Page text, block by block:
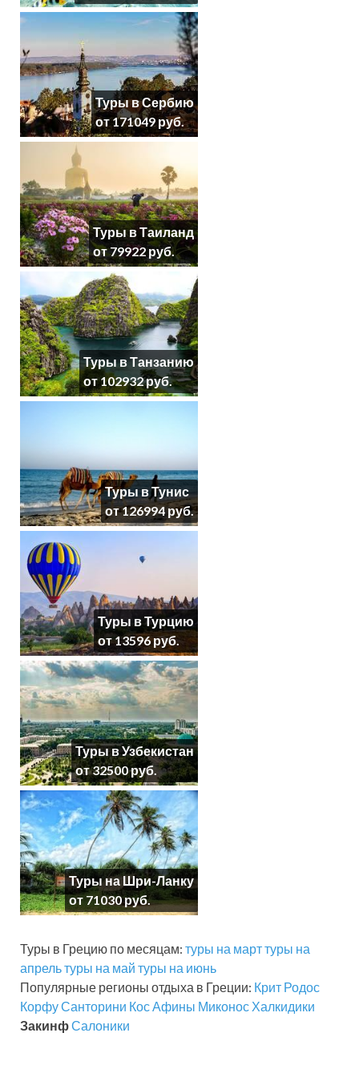
Туры в Сербию
от 171049 руб.
Туры в Таиланд
от 79922 руб.
Туры в Танзанию
от 102932 руб.
Туры в Тунис
от 126994 руб.
Туры в Турцию
от 13596 руб.
Туры в Узбекистан
от 32500 руб.
Туры на Шри-Ланку
от 71030 руб.
Туры в Грецию по месяцам: туры на марттуры на
апрельтуры на май туры на июнь
Популярные регионы отдыха в Греции: Крит Родос
КорфуСанторини Кос Афины Миконос Халкидики
ЗакинфСалоники